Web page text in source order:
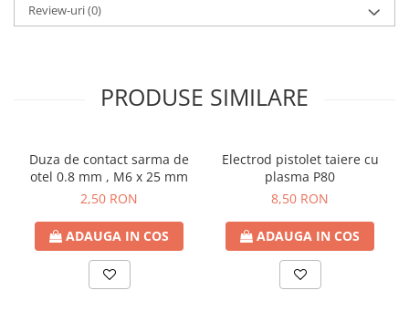
Review-uri(0)
PRODUSE SIMILARE
Duza de contact sarma de
otel 0.8 mm , M6 x 25 mm
2,50 RON
ADAUGA IN COS
Electrod pistolet taiere cu
plasma P80
8,50 RON
ADAUGA IN COS